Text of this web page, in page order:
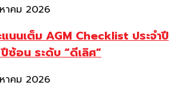
าคม 2026
นนเต็ม AGM Checklist ประจำปี
อน ระดับ “ดีเลิศ”
าคม 2026